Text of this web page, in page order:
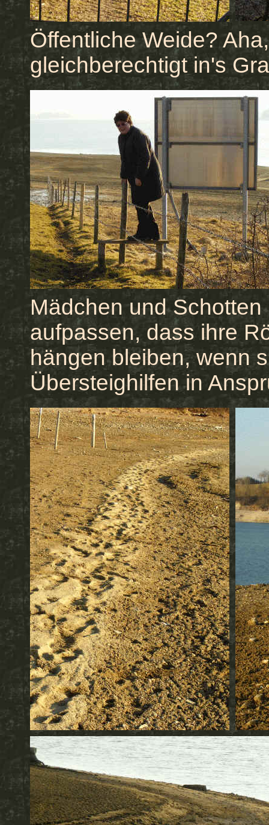
Öffentliche Weide?
gleichberechtigt in's
Mädchen und
aufpassen, dass ihre
hängen bleiben, wenn
Übersteighilfen in